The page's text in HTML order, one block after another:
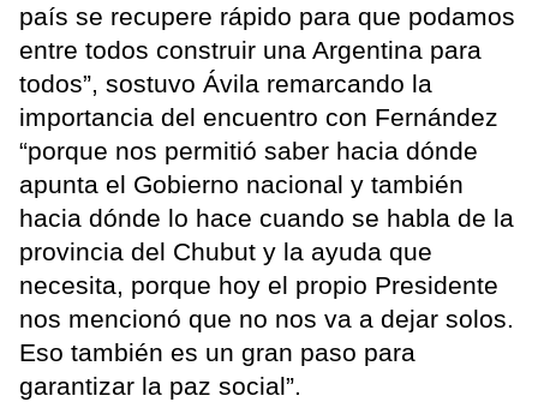
país se recupere rápido para que podamos
entre todos construir una Argentina para
todos”, sostuvo Ávila remarcando la
importancia del encuentro con Fernández
“porque nos permitió saber hacia dónde
apunta el Gobierno nacional y también
hacia dónde lo hace cuando se habla de la
provincia del Chubut y la ayuda que
necesita, porque hoy el propio Presidente
nos mencionó que no nos va a dejar solos.
Eso también es un gran paso para
garantizar la paz social”.